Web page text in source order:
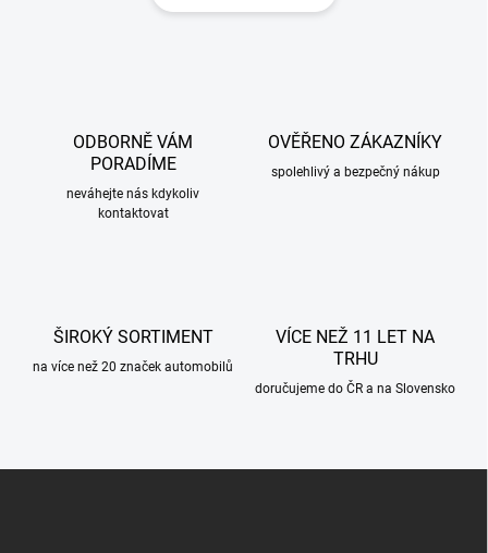
ODBORNĚ VÁM
PORADÍME
neváhejte nás kdykoliv
kontaktovat
OVĚŘENO ZÁKAZNÍKY
spolehlivý a bezpečný nákup
ŠIROKÝ SORTIMENT
na více než 20 značek automobilů
VÍCE NEŽ 11 LET NA
TRHU
doručujeme do ČR a na Slovensko